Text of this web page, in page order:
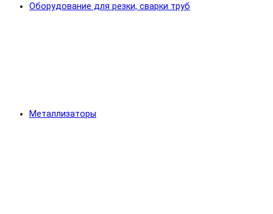
Оборудование для резки, сварки труб
Металлизаторы